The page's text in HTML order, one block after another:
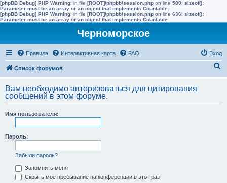
[phpBB Debug] PHP Warning: in file [ROOT]/phpbb/session.php on line 580: sizeof():
Parameter must be an array or an object that implements Countable
[phpBB Debug] PHP Warning: in file [ROOT]/phpbb/session.php on line 636: sizeof():
Parameter must be an array or an object that implements Countable
Черноморское
Правила Интерактивная карта FAQ Вход
Список форумов
с
Вам необходимо авторизоваться для цитирования
сообщений в этом форуме.
Имя пользователя:
Пароль:
Забыли пароль?
Запомнить меня
Скрыть моё пребывание на конференции в этот раз